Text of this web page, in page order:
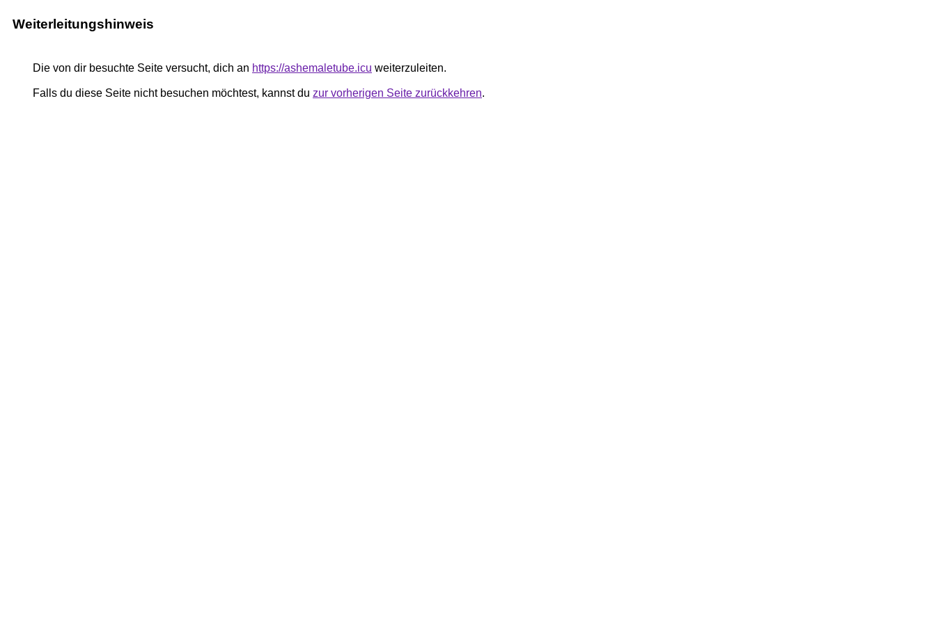
Weiterleitungshinweis
Die von dir besuchte Seite versucht, dich an https://ashemaletube.icu weiterzuleiten.
Falls du diese Seite nicht besuchen möchtest, kannst du zur vorherigen Seite zurückkehren.